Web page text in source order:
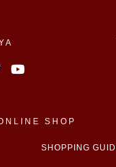
SHOP
SHOPPING